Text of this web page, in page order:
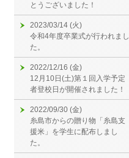
とうございました！
2023/03/14 (火)
令和4年度卒業式が行われまし
た。
2022/12/16 (金)
12月10日(土)第１回入学予定
者登校日が開催されました！
2022/09/30 (金)
糸島市からの贈り物「糸島支
援米」を学生に配布しまし
た。